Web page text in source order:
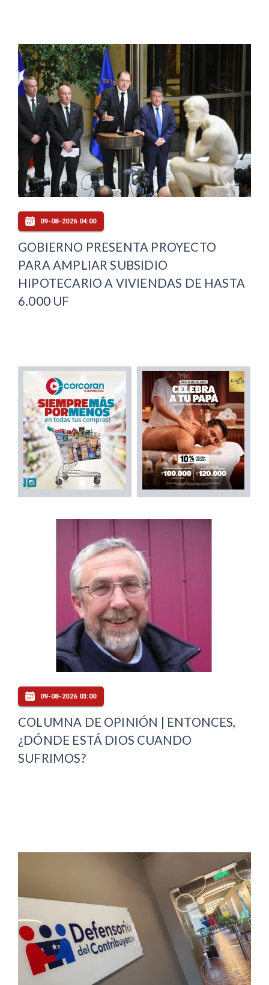
09-08-2026 04:00
GOBIERNO PRESENTA PROYECTO
PARA AMPLIAR SUBSIDIO
HIPOTECARIO A VIVIENDAS DE HASTA
6.000 UF
09-08-2026 03:00
COLUMNA DE OPINIÓN | ENTONCES,
¿DÓNDE ESTÁ DIOS CUANDO
SUFRIMOS?